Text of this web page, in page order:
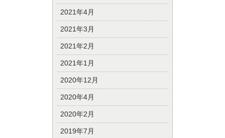
2021年4月
2021年3月
2021年2月
2021年1月
2020年12月
2020年4月
2020年2月
2019年7月